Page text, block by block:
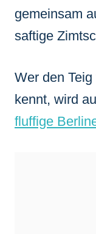
gemeinsam
saftige
Wer den
kennt, wird
fluffige